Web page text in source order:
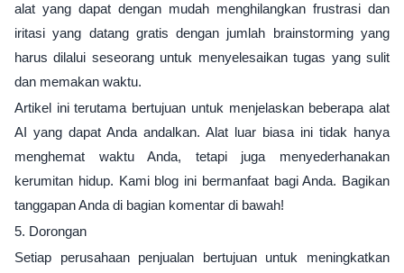
alat yang dapat dengan mudah menghilangkan frustrasi dan
iritasi yang datang gratis dengan jumlah brainstorming yang
harus dilalui seseorang untuk menyelesaikan tugas yang sulit
dan memakan waktu.
Artikel ini terutama bertujuan untuk menjelaskan beberapa alat
AI yang dapat Anda andalkan. Alat luar biasa ini tidak hanya
menghemat waktu Anda, tetapi juga menyederhanakan
kerumitan hidup. Kami blog ini bermanfaat bagi Anda. Bagikan
tanggapan Anda di bagian komentar di bawah!
5. Dorongan
Setiap perusahaan penjualan bertujuan untuk meningkatkan